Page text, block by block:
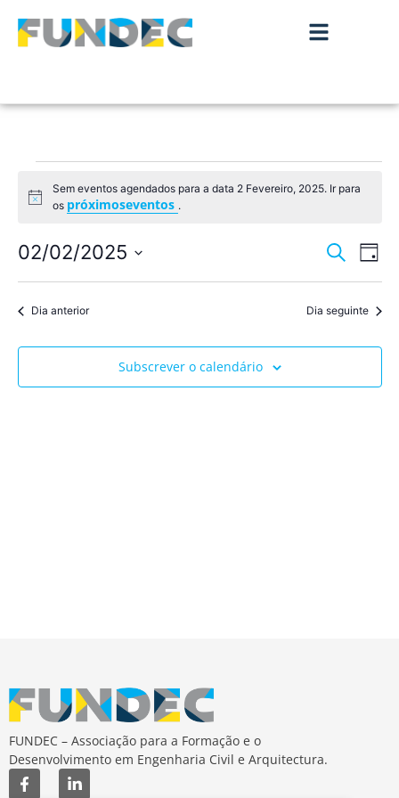
Aviso
Sem eventos agendados para a data 2 Fevereiro, 2025. Ir para
os próximoseventos .
de
e
Pesquisar
de
de
Dia
02/02/2025
a
data.Dia anterior Dia seguinte
Subscrever o calendário
FUNDEC – Associação para a Formação e o
Desenvolvimento em Engenharia Civil e Arquitectura.